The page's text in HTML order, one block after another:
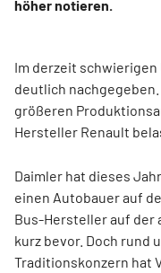
höher notieren.
Im derzeit
deutlich
größeren
Hersteller Renault
Daimler hat dieses
einen Autobauer auf
Bus-Hersteller auf der
kurz bevor. Doch rund
Traditionskonzern hat